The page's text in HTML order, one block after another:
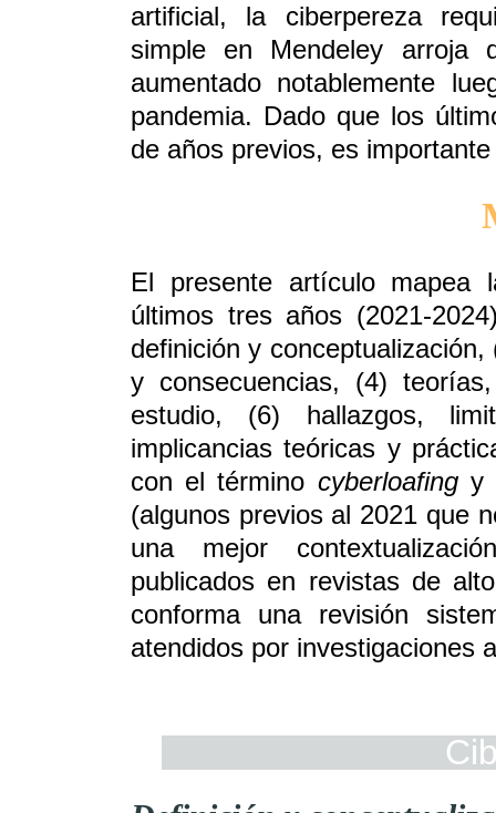
artificial, la ciberpereza
simple en Mendeley arroja
aumentado notablemente
pandemia. Dado que los
de años previos, es
El presente artículo mapea
últimos tres años (2021-
definición y
y consecuencias, (4)
estudio, (6) hallazgos,
implicancias teóricas y
con el término cyberloafingy
(algunos previos al 2021 que
una mejor
publicados en revistas de
conforma una revisión
atendidos por investigaciones